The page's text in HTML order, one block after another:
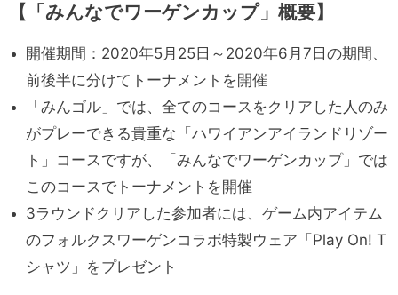
【「みんなでワーゲンカップ」概要】
開催期間：2020年5月25日～2020年6月7日の期間、
前後半に分けてトーナメントを開催
「みんゴル」では、全てのコースをクリアした人のみ
がプレーできる貴重な「ハワイアンアイランドリゾー
ト」コースですが、「みんなでワーゲンカップ」では
このコースでトーナメントを開催
3ラウンドクリアした参加者には、ゲーム内アイテム
のフォルクスワーゲンコラボ特製ウェア「Play On! T
シャツ」をプレゼント